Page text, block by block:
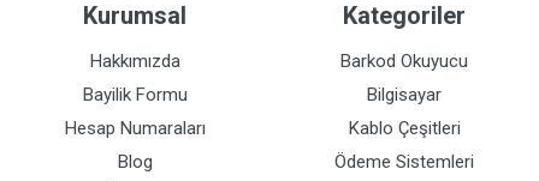
Kurumsal
Hakkımızda
Bayilik Formu
Hesap Numaraları
Blog
Kategoriler
Barkod Okuyucu
Bilgisayar
Kablo Çeşitleri
Ödeme Sistemleri